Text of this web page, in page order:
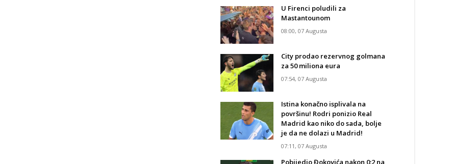
U Firenci poludili za
Mastantounom
08:00, 07 Augusta
City prodao rezervnog golmana
za 50 miliona eura
07:54, 07 Augusta
Istina konačno isplivala na
površinu! Rodri ponizio Real
Madrid kao niko do sada, bolje
je da ne dolazi u Madrid!
07:11, 07 Augusta
Pobijedio Đokovića nakon 0:2 na